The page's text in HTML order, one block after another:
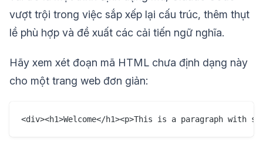
vượt trội trong việc sắp xếp lại cấu trúc, thêm thụt
lề phù hợp và đề xuất các cải tiến ngữ nghĩa.
Hãy xem xét đoạn mã HTML chưa định dạng này
cho một trang web đơn giản: